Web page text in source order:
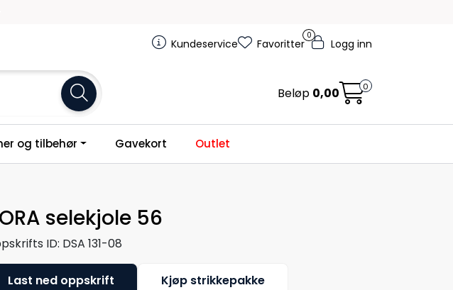
Kundeservice
0
Favoritter Logg inn
Beløp 0,00 0
og tilbehør Gavekort Outlet
selekjole 56
ID: DSA 131-08
Last ned oppskrift Kjøp strikkepakke